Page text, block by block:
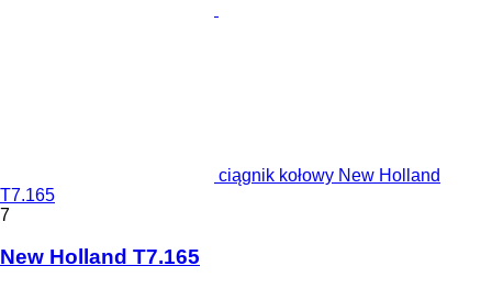
ciągnik kołowy New Holland
T7.165
7
New Holland T7.165